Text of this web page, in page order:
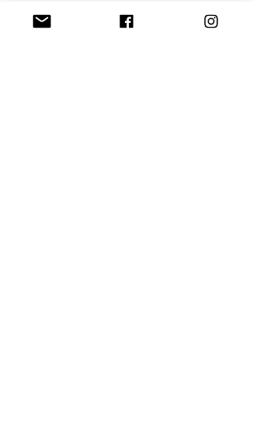
DERNIER HOMMAGE À CETTE GRANDE
FIGURE DE LA MODE …